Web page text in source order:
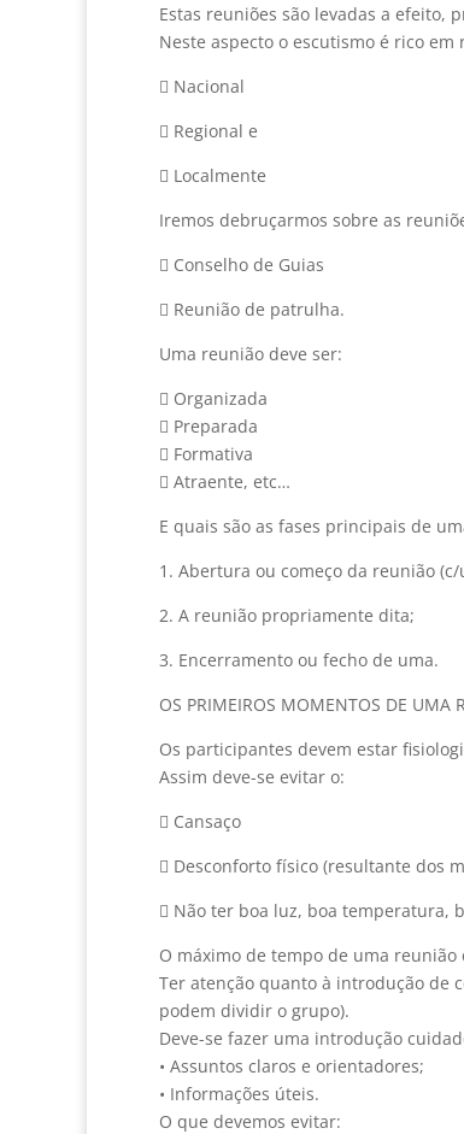
Estas reuniões são levadas a efeito,
Neste aspecto o escutismo é rico
 Nacional
 Regional e
 Localmente
Iremos debruçarmos sobre as
 Conselho de Guias
 Reunião de patrulha.
Uma reunião deve ser:
 Organizada
 Preparada
 Formativa
 Atraente, etc…
E quais são as fases principais de
1. Abertura ou começo da reunião
2. A reunião propriamente dita;
3. Encerramento ou fecho de uma.
OS PRIMEIROS MOMENTOS DE UMA
Os participantes devem estar
Assim deve-se evitar o:
 Cansaço
 Desconforto físico (resultante dos
 Não ter boa luz, boa temperatura,
O máximo de tempo de uma
Ter atenção quanto à introdução de
podem dividir o grupo).
Deve-se fazer uma introdução
• Assuntos claros e orientadores;
• Informações úteis.
O que devemos evitar: